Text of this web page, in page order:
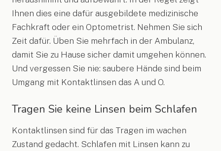
Ihnen dies eine dafür ausgebildete medizinische
Fachkraft oder ein Optometrist. Nehmen Sie sich
Zeit dafür. Üben Sie mehrfach in der Ambulanz,
damit Sie zu Hause sicher damit umgehen können.
Und vergessen Sie nie: saubere Hände sind beim
Umgang mit Kontaktlinsen das A und O.
Tragen Sie keine Linsen beim Schlafen
Kontaktlinsen sind für das Tragen im wachen
Zustand gedacht. Schlafen mit Linsen kann zu